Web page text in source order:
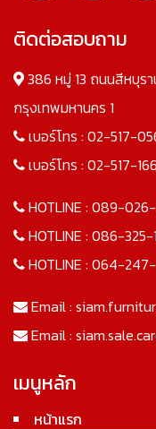
ติดต่อสอบถาม
386 หมู่ 13 ถนนสีหบุร
กรุงเทพมหานคร 1
เบอร์โทร : 02-517-
เบอร์โทร : 02-517-
HOTLINE : 089-
HOTLINE : 086-325-
HOTLINE : 064-247-
Email :
Email :
เมนูหลัก
หน้าแรก